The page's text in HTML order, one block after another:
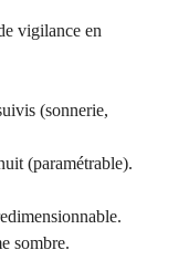
vigilance en
(sonnerie,
(paramétrable).
sombre.